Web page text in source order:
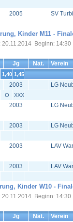
2005 SV
Kinder M11 -
20.11.2014 Beginn: 14:30
Jg Nat. Verein
1,40 1,45
2003 LG
O XXX
2003 LG
2003 LG
2003 LAV
2003 LAV
Kinder W10 -
20.11.2014 Beginn: 14:30
Jg Nat. Verein